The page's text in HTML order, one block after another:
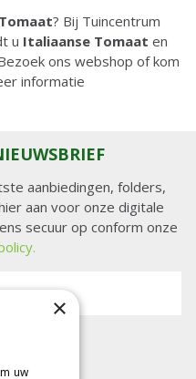
? Bij Tuincentrum
u Italiaanse Tomaat en
ons webshop of kom
informatie
aanbiedingen, folders,
aan voor onze digitale
secuur op conform onze
×
uw